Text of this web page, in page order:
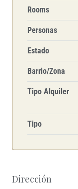
Rooms
Personas
Estado
Barrio/Zona
Tipo Alquiler
Tipo
Dirección